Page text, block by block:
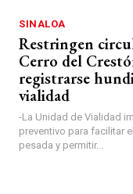
SINALOA
Restringen
Cerro del
registrarse
vialidad
-La Unidad de Vialidad
preventivo para facilitar
pesada y permitir...